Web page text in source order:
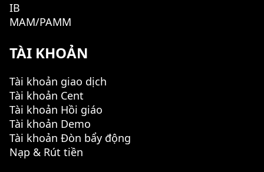
IB
MAM/PAMM
TÀI KHOẢN
Tài khoản giao dịch
Tài khoản Cent
Tài khoản Hồi giáo
Tài khoản Demo
Tài khoản Đòn bẩy động
Nạp & Rút tiền